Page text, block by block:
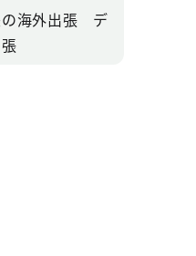
の海外出張 デ